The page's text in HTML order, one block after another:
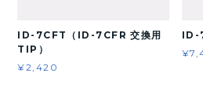
ID-7CFT（ID-7CFR 交換用
TIP）
¥2,420
ID-